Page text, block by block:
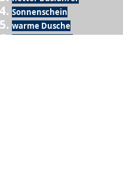
Sonnenschein
warme Dusche